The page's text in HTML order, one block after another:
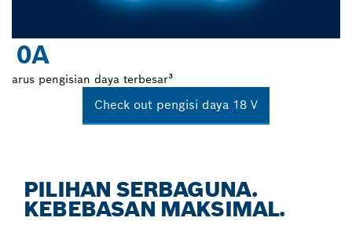
0A
arus pengisian daya terbesar³
Check out pengisi daya 18 V
PILIHAN SERBAGUNA.
KEBEBASAN MAKSIMAL.